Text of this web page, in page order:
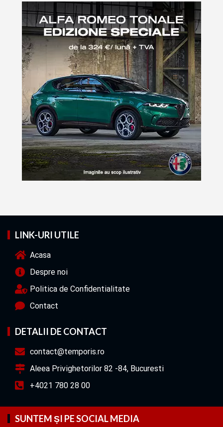
LINK-URI UTILE
Acasa
Despre noi
Politica de Confidentialitate
Contact
DETALII DE CONTACT
contact@temporis.ro
Aleea Privighetorilor 82 -84, Bucuresti
+4021 780 28 00
SUNTEM ȘI PE SOCIAL MEDIA